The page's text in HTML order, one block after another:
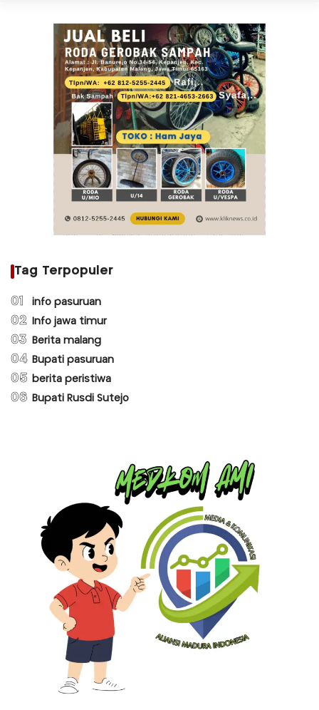
Tag Terpopuler
01 info pasuruan
02 Info jawa timur
03 Berita malang
04 Bupati pasuruan
05 berita peristiwa
06 Bupati Rusdi Sutejo